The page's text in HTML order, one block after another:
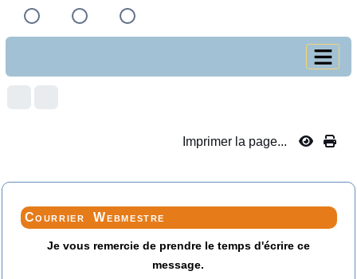
Imprimer la page...
Courrier Webmestre
Je vous remercie de prendre le temps d'écrire ce
message.